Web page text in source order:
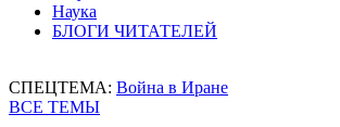
Наука
БЛОГИ ЧИТАТЕЛЕЙ
СПЕЦТЕМА: Война в Иране
ВСЕ ТЕМЫ